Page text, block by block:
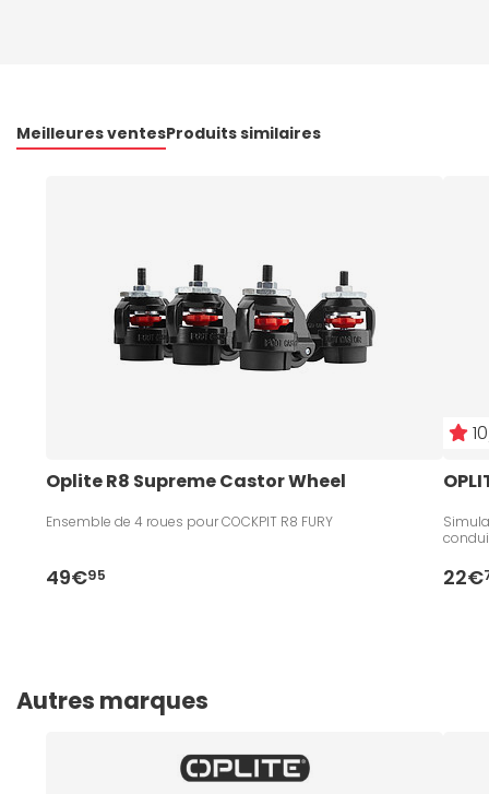
Meilleures ventesProduits similaires
Oplite R8 Supreme Castor Wheel
Ensemble de 4 roues pour COCKPIT R8 FURY
49€95 22€
Autres marques